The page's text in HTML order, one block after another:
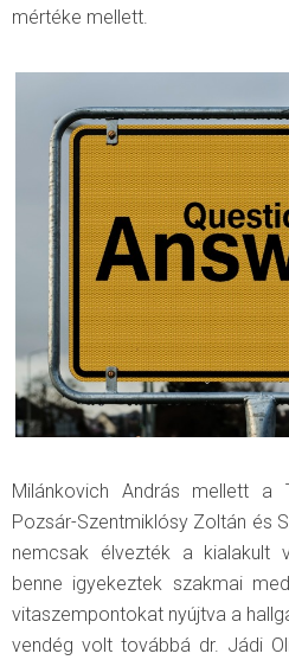
mértéke mellett.
Milánkovich András mellett a
Pozsár-Szentmiklósy Zoltán és
nemcsak élvezték a kialakult
benne igyekeztek szakmai
vitaszempontokat nyújtva a
vendég volt továbbá dr. Jádi